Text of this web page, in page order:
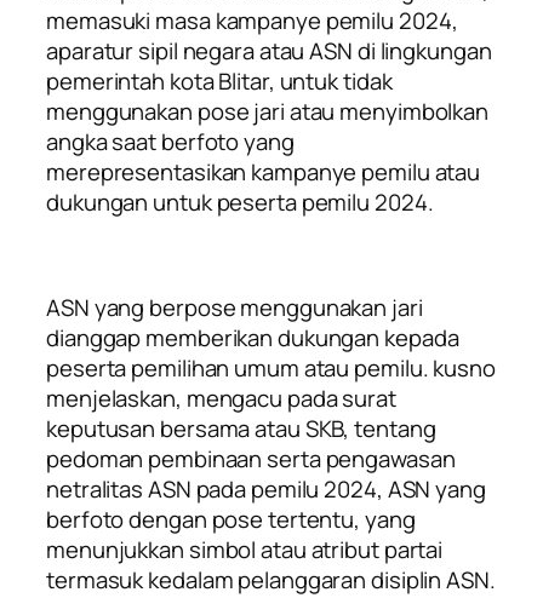
memasuki masa kampanye pemilu 2024,
aparatur sipil negara atau ASN di lingkungan
pemerintah kota Blitar, untuk tidak
menggunakan pose jari atau menyimbolkan
angka saat berfoto yang
merepresentasikan kampanye pemilu atau
dukungan untuk peserta pemilu 2024.
ASN yang berpose menggunakan jari
dianggap memberikan dukungan kepada
peserta pemilihan umum atau pemilu. kusno
menjelaskan, mengacu pada surat
keputusan bersama atau SKB, tentang
pedoman pembinaan serta pengawasan
netralitas ASN pada pemilu 2024, ASN yang
berfoto dengan pose tertentu, yang
menunjukkan simbol atau atribut partai
termasuk kedalam pelanggaran disiplin ASN.